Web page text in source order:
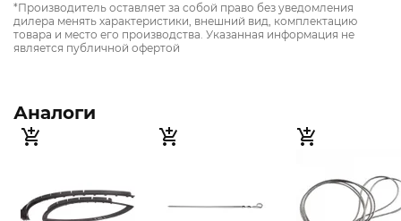
*Производитель оставляет за собой право без уведомления
дилера менять характеристики, внешний вид, комплектацию
товара и место его производства. Указанная информация не
является публичной офертой
Аналоги